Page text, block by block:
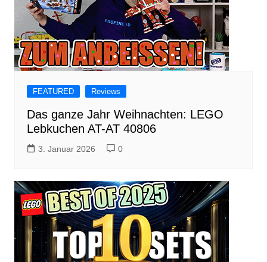
FEATURED Reviews
Das ganze Jahr Weihnachten: LEGO
Lebkuchen AT-AT 40806
3. Januar 2026 0